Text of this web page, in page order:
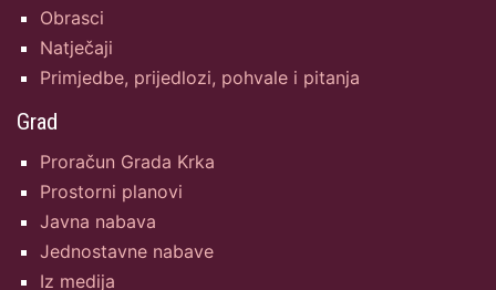
Obrasci
Natječaji
Primjedbe, prijedlozi, pohvale i pitanja
Grad
Proračun Grada Krka
Prostorni planovi
Javna nabava
Jednostavne nabave
Iz medija